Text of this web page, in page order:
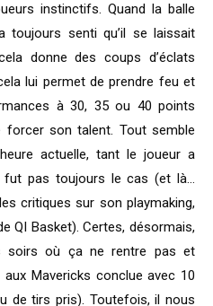
instinctifs. Quand la balle
toujours senti qu’il se laissait
donne des coups d’éclats
lui permet de prendre feu et
à 30, 35 ou 40 points
forcer son talent. Tout semble
actuelle, tant le joueur a
fut pas toujours le cas (et là…
critiques sur son playmaking,
QI Basket). Certes, désormais,
soirs où ça ne rentre pas et
Mavericks conclue avec 10
de tirs pris). Toutefois, il nous